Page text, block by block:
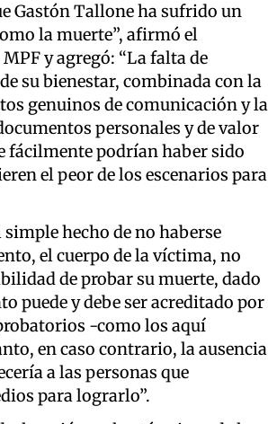
Gastón Tallone ha sufrido un
la muerte”, afirmó el
y agregó: “La falta de
su bienestar, combinada con la
genuinos de comunicación y la
personales y de valor
fácilmente podrían haber sido
el peor de los escenarios para
hecho de no haberse
el cuerpo de la víctima, no
de probar su muerte, dado
puede y debe ser acreditado por
-como los aquí
en caso contrario, la ausencia
a las personas que
para lograrlo”.